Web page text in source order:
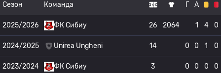
Сезон Команда Г А
2025/2026 ФК Сибиу 26 2064 1 4 0
2024/2025 Unirea Ungheni 14 0 0 1 0
2023/2024 ФК Сибиу 3 0 0 0 0